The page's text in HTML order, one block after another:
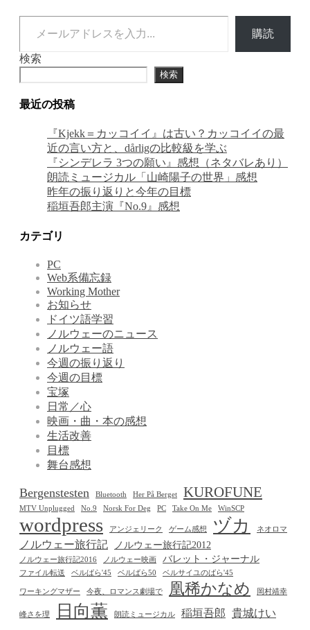
メールアドレスを入力...
購読
検索
検索
最近の投稿
『Kjekk＝カッコイイ』は古い？カッコイイの最
近の言い方と、dårligの比較級を学ぶ
『シンデレラ 3つの願い』感想（ネタバレあり）
朗読ミュージカル「山崎陽子の世界」感想
昨年の振り返りと今年の目標
稲垣吾郎主演『No.9』感想
カテゴリ
PC
Web系備忘録
Working Mother
お知らせ
ドイツ語学習
ノルウェーのニュース
ノルウェー語
今週の振り返り
今週の目標
宝塚
日常／心
映画・曲・本の感想
生活改善
目標
舞台感想
Bergenstesten Bluetooth Her På Berget KUROFUNE
MTV Unplugged No.9 Norsk For Deg PC Take On Me WinSCP
wordpress アンジェリーク ゲーム感想 ヅカ ネオロマ
ノルウェー旅行記 ノルウェー旅行記2012
ノルウェー旅行記2016 ノルウェー映画 バレット・ジャーナル
ファイル転送 ベルばら'45 ベルばら50 ベルサイユのばら'45
ワーキングマザー 今夜、ロマンス劇場で 凰稀かなめ 岡村靖幸
峰さを理 日向薫 朗読ミュージカル 稲垣吾郎 貴城けい